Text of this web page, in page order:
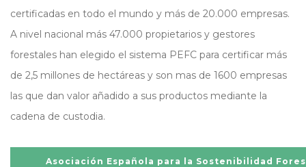
certificadas en todo el mundo y más de 20.000 empresas.
A nivel nacional más 47.000 propietarios y gestores
forestales han elegido el sistema PEFC para certificar más
de 2,5 millones de hectáreas y son mas de 1600 empresas
las que dan valor añadido a sus productos mediante la
cadena de custodia.
Asociación Española para la Sostenibilidad